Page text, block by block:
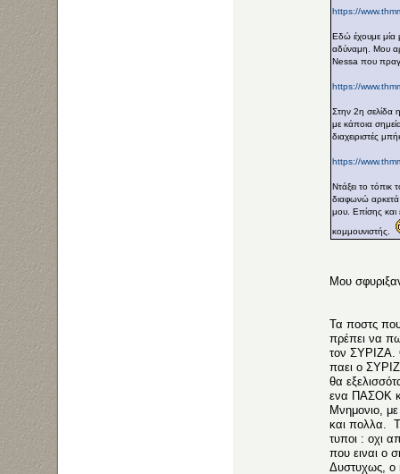
https://
Εδώ έχουμε
αδύναμη. Μου
Nessa που
https://
Στην 2η σελίδα
με κάποια
διαχειριστές
https://
Ντάξει το
διαφωνώ
μου. Επίσης και
κομμουνιστής.
Μου
Τα ποστς
πρέπει να
τον ΣΥΡΙΖΑ.
παει ο
θα
ενα ΠΑΣΟΚ
Μνημονιο,
και πολλα.
τυποι : οχι
που ειναι ο
Δυστυχως, ο